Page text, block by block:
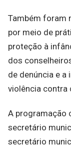
Também foram
por meio de
proteção à
dos
de denúncia e
violência contra
A programação
secretário
secretário